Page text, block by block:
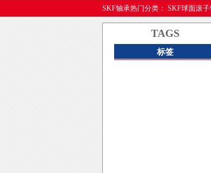
SKF轴承热门分类： SKF球面滚
TAGS
标签